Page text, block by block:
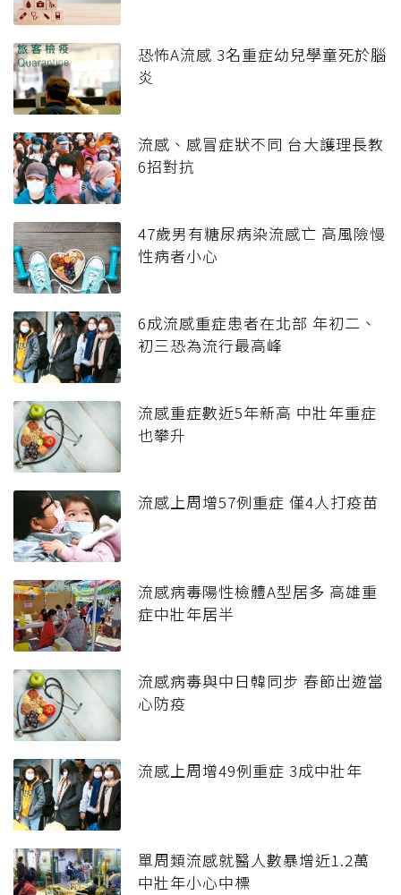
恐怖A流感 3名重症幼兒學童死於腦
炎
流感、感冒症狀不同 台大護理長教
6招對抗
47歲男有糖尿病染流感亡 高風險慢
性病者小心
6成流感重症患者在北部 年初二、
初三恐為流行最高峰
流感重症數近5年新高 中壯年重症
也攀升
流感上周增57例重症 僅4人打疫苗
流感病毒陽性檢體A型居多 高雄重
症中壯年居半
流感病毒與中日韓同步 春節出遊當
心防疫
流感上周增49例重症 3成中壯年
單周類流感就醫人數暴增近1.2萬
中壯年小心中標